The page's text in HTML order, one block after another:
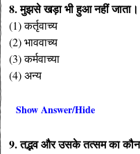
8. मुझसे खड़ा भी हुआ नहीं जाता।
(1) कर्तृवाच्य
(2) भाववाच्य
(3) कर्मवाच्या
(4) अन्य
Show Answer/Hide
9. तद्भव और उसके तत्सम का